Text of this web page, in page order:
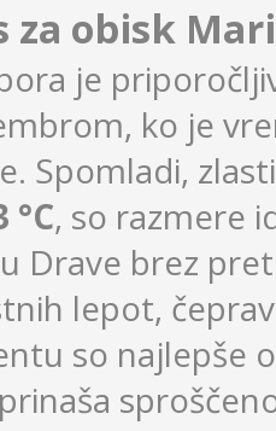
za obisk
je
ko je
Spomladi,
°C, so razmere
Drave brez
lepot,
so najlepše